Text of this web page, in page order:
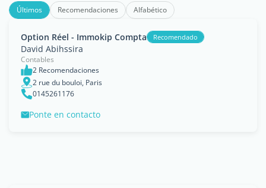
Últimos Recomendaciones Alfabético
Option Réel - Immokip Compta Recomendado
David Abihssira
Contables
2 Recomendaciones
2 rue du bouloi, Paris
0145261176
Ponte en contacto